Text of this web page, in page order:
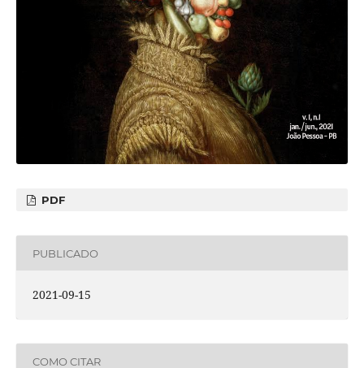
PDF
PUBLICADO
2021-09-15
COMO CITAR